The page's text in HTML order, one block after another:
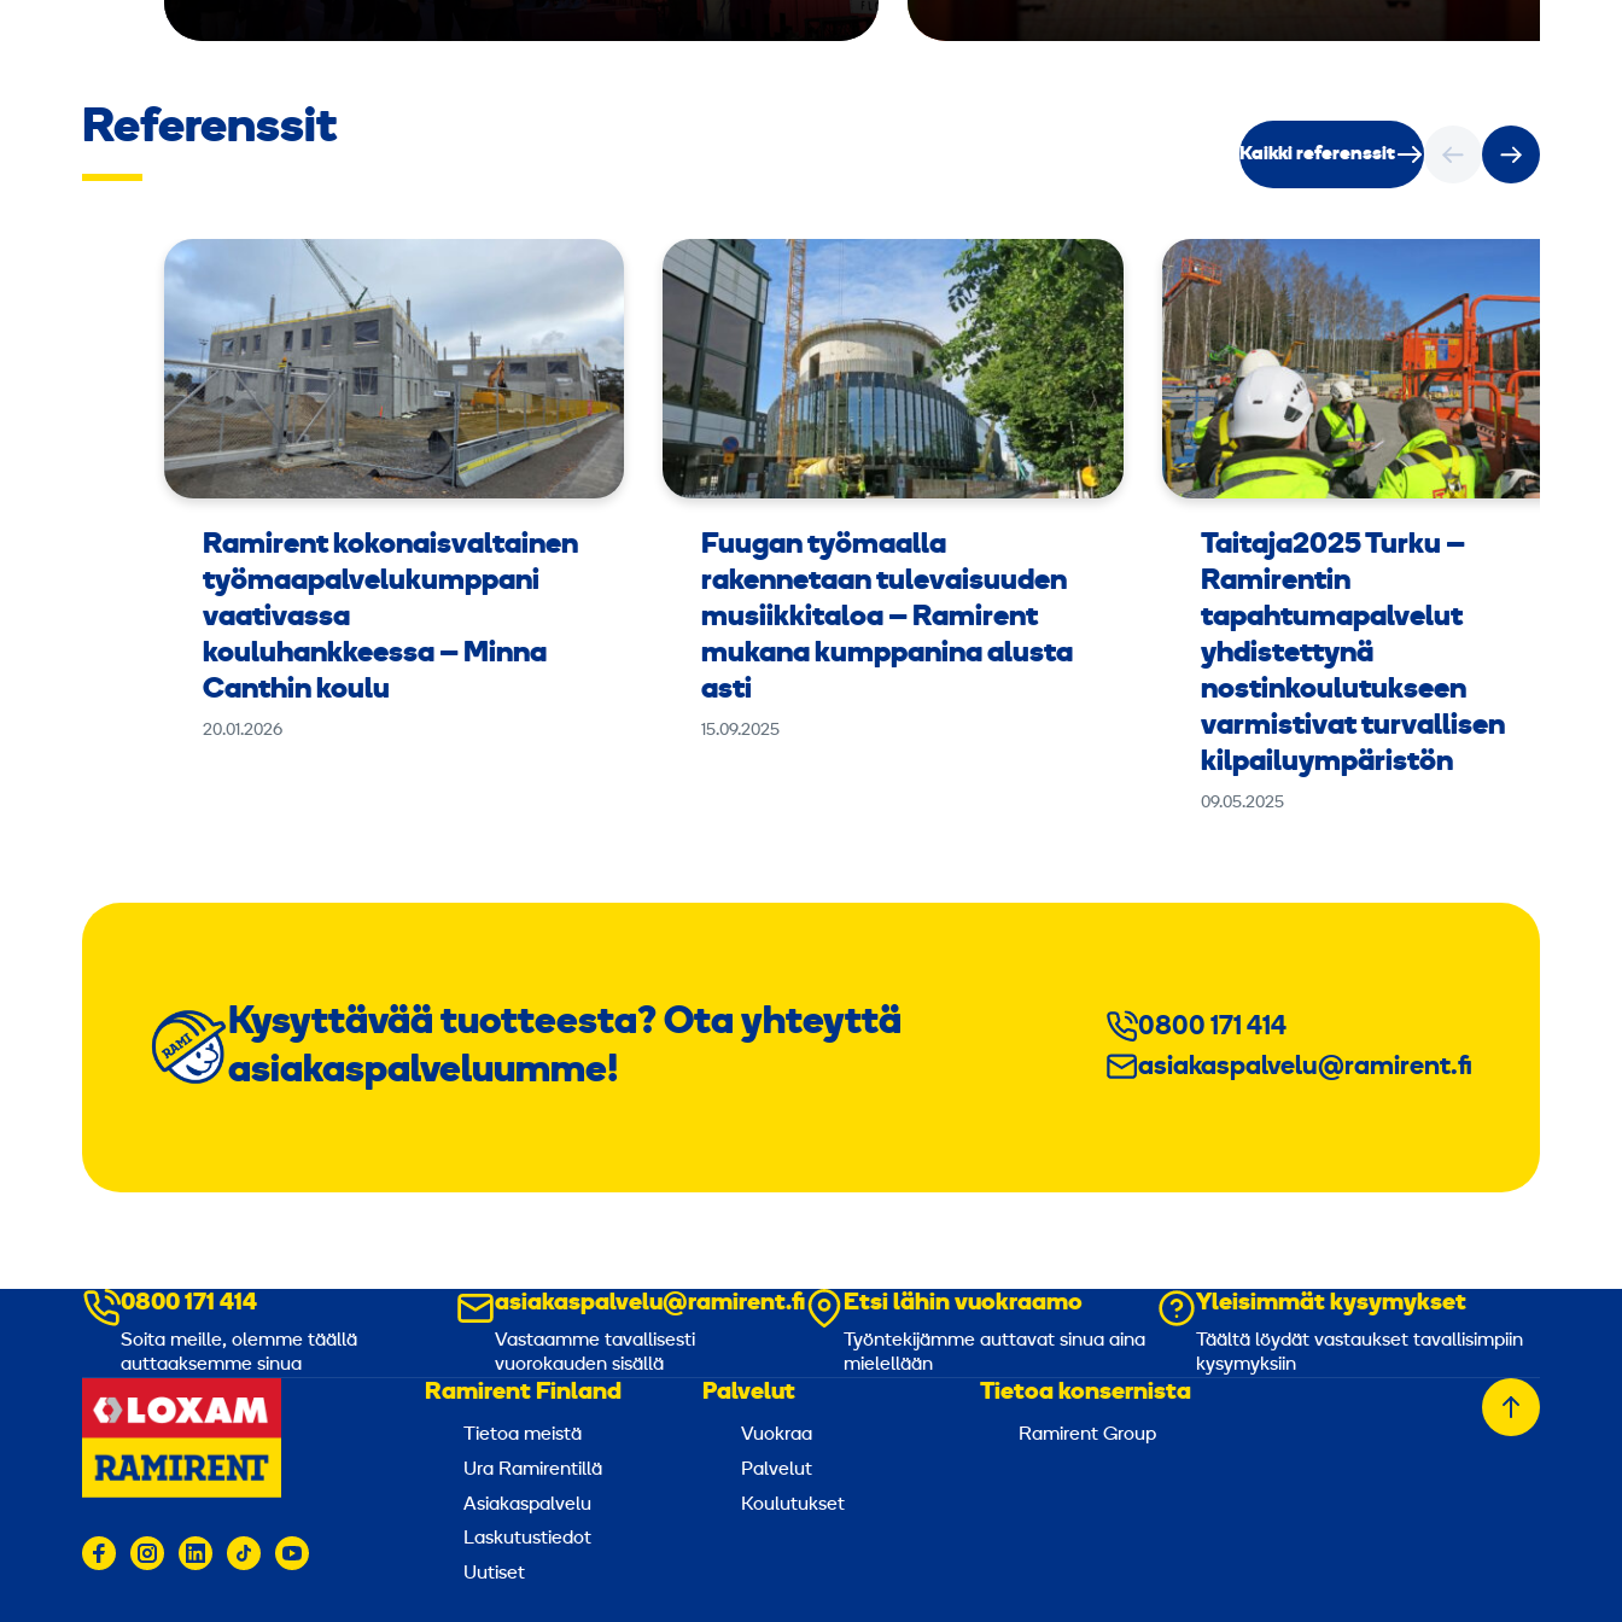
Referenssit
Kaikki referenssit
Ramirent kokonaisvaltainen
työmaapalvelukumppani
vaativassa
kouluhankkeessa – Minna
Canthin koulu
20.01.2026
Fuugan työmaalla
rakennetaan tulevaisuuden
musiikkitaloa – Ramirent
mukana kumppanina alusta
asti
15.09.2025
Taitaja2025 Turku –
Ramirentin
tapahtumapalvelut
yhdistettynä
nostinkoulutukseen
varmistivat turvallisen
kilpailuympäristön
09.05.2025
Kysyttävää tuotteesta? Ota yhteyttä
asiakaspalveluumme!
0800 171 414
asiakaspalvelu@ramirent.fi
0800 171 414
Soita meille, olemme täällä
auttaaksemme sinua
asiakaspalvelu@ramirent.fi
Vastaamme tavallisesti
vuorokauden sisällä
Etsi lähin vuokraamo
Työntekijämme auttavat sinua aina
mielellään
Yleisimmät kysymykset
Täältä löydät vastaukset tavallisimpiin
kysymyksiin
Ramirent Finland
Tietoa meistä
Ura Ramirentillä
Asiakaspalvelu
Laskutustiedot
Uutiset
Palvelut
Vuokraa
Palvelut
Koulutukset
Tietoa konsernista
Ramirent Group
Takaisin